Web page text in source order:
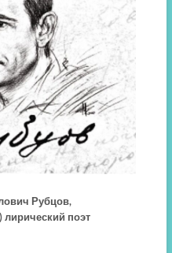
Рубцов,
лирический поэт